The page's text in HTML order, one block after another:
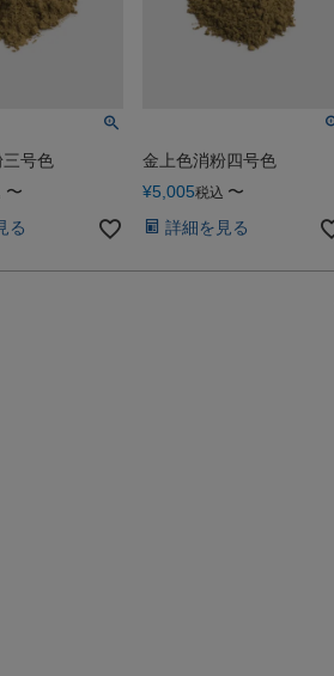
号色
〜
る
金上色消粉四号色
¥5,005税込 〜
詳細を見る